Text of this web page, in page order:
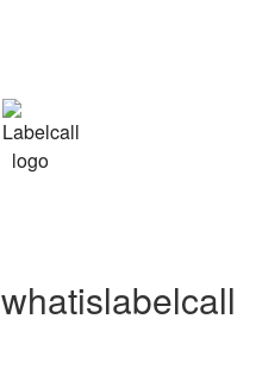
whatislabelcall